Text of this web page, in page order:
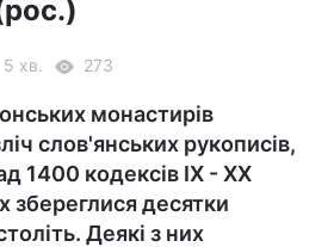
5 хв. 273
монастирів
слов'янських рукописів,
1400 кодексів IX - XX
збереглися десятки
Деякі з них